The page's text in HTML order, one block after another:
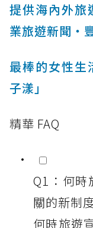
提供海內外旅
業旅遊新聞‧
最棒的女性生
子漾」
精華 FAQ
Q1：何時
關的新制
何時旅遊